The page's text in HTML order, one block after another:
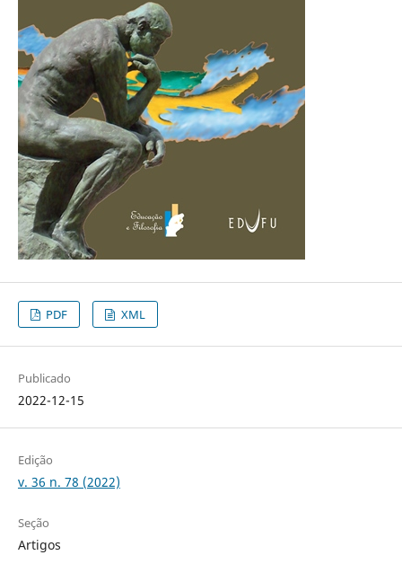
PDF XML
Publicado
2022-12-15
Edição
v. 36 n. 78 (2022)
Seção
Artigos